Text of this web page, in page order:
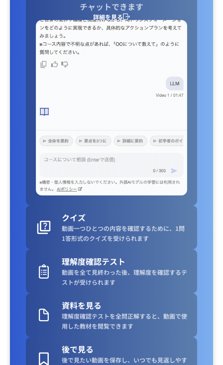
チャットできます
詳細を見る
クイズ
動画一つひとつの内容を確認するために、1問
1答形式のクイズを受けられます
理解度確認テスト
動画を全て見終わった後、理解度を確認するテ
ストが受けられます
資料を見る
理解度確認テストを全問正解すると、動画で使
用した教材を閲覧できます
後で見る
後で見たい動画を保存し、いつでも見返しやす